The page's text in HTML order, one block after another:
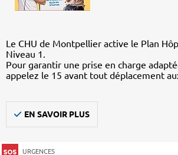
Le CHU de Montpellier active le Plan
Niveau 1.
Pour garantir une prise en charge
appelez le 15 avant tout déplacement
EN SAVOIR PLUS
URGENCES